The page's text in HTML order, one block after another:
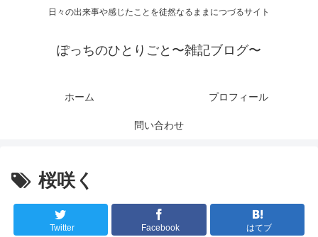
日々の出来事や感じたことを徒然なるままにつづるサイト
ぽっちのひとりごと〜雑記ブログ〜
ホーム プロフィール
問い合わせ
桜咲く
Twitter Facebook はてブ